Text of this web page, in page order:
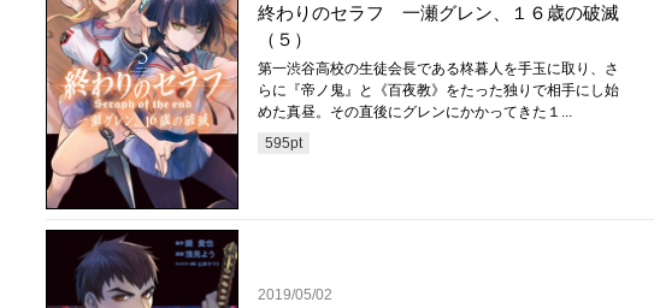
終わりのセラフ 一瀬グレン、１６歳の破滅
（５）
第一渋谷高校の生徒会長である柊暮人を手玉に取り、さ
らに『帝ノ鬼』と《百夜教》をたった独りで相手にし始
めた真昼。その直後にグレンにかかってきた１...
595pt
2019/05/02